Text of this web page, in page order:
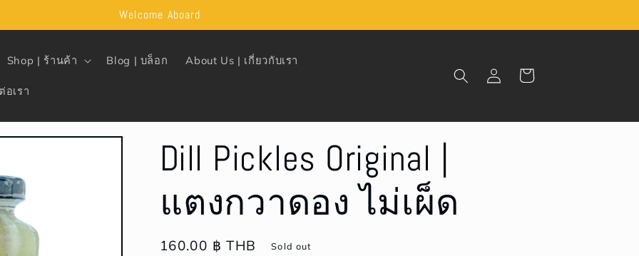
Welcome Aboard
Shop | ร้านค้า Blog | บล็อก About Us | เกี่ยวกับเรา
อเรา
Log
in
Cart
Dill Pickles Original |
แตงกวาดอง ไม่เผ็ด
Regular
160.00 ฿ THB Sold out